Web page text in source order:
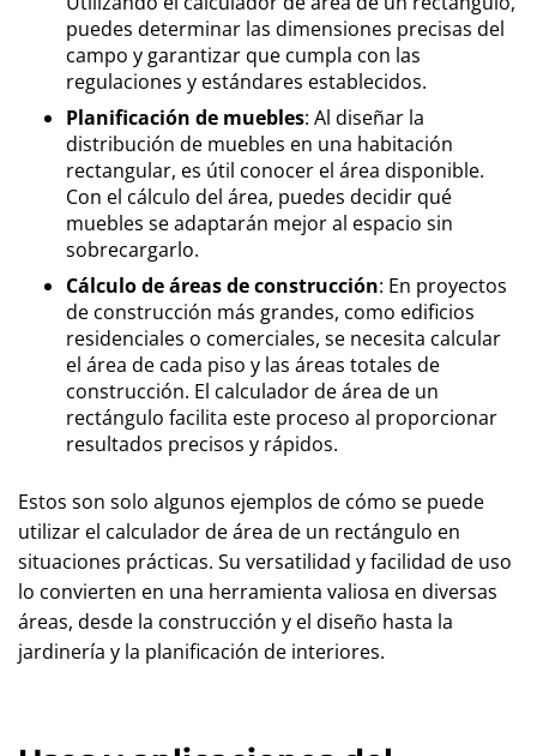
puedes determinar las dimensiones precisas del
campo y garantizar que cumpla con las
regulaciones y estándares establecidos.
Planificación de muebles: Al diseñar la
distribución de muebles en una habitación
rectangular, es útil conocer el área disponible.
Con el cálculo del área, puedes decidir qué
muebles se adaptarán mejor al espacio sin
sobrecargarlo.
Cálculo de áreas de construcción: En proyectos
de construcción más grandes, como edificios
residenciales o comerciales, se necesita calcular
el área de cada piso y las áreas totales de
construcción. El calculador de área de un
rectángulo facilita este proceso al proporcionar
resultados precisos y rápidos.
Estos son solo algunos ejemplos de cómo se puede
utilizar el calculador de área de un rectángulo en
situaciones prácticas. Su versatilidad y facilidad de uso
lo convierten en una herramienta valiosa en diversas
áreas, desde la construcción y el diseño hasta la
jardinería y la planificación de interiores.